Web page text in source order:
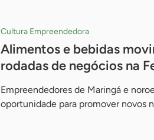
Cultura Empreendedora
Alimentos e bebidas
rodadas de negócios na
Empreendedores de Maringá e
oportunidade para promover novos